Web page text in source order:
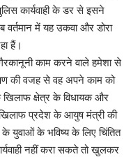
कार्यवाही के डर से इसने
में यह उकवा और डोरा
हैं।
काम करने वाले हमेशा से
की वजह से वह अपने काम को
क्षेत्र के विधायक और
प्रदेश के आयुष मंत्री की
के युवाओं के भविष्य के लिए चिंतित
नहीं करा सकते तो खुलकर